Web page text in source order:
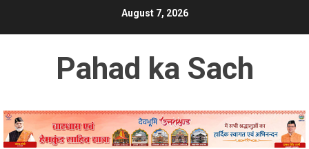
August 7, 2026
Pahad ka Sach